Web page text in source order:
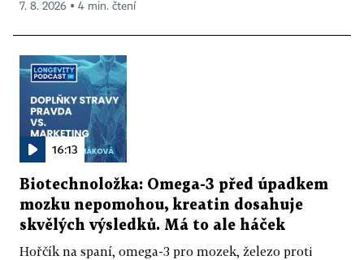
7. 8. 2026 ▪ 4 min. čtení
16:13
Biotechnoložka: Omega-3 před úpadkem
mozku nepomohou, kreatin dosahuje
skvělých výsledků. Má to ale háček
Hořčík na spaní, omega-3 pro mozek, železo proti